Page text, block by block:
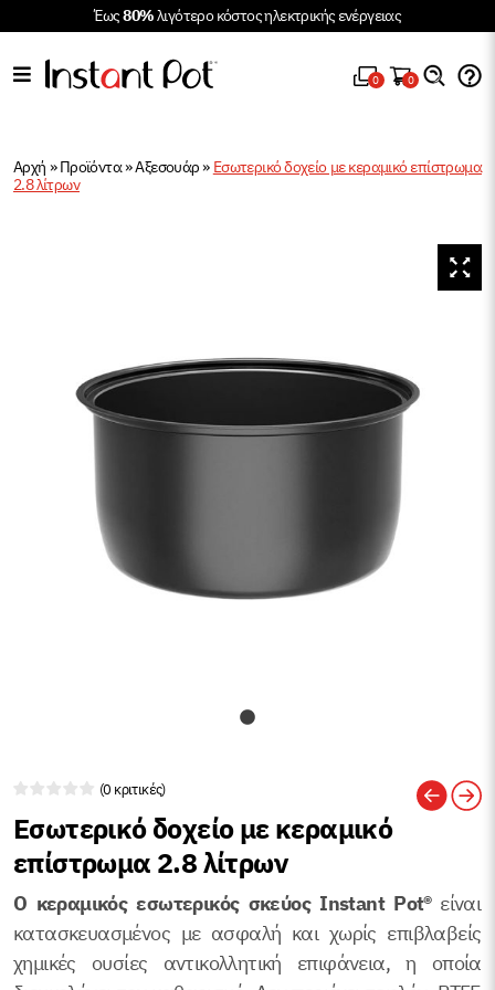
Έως80%λιγότερο κόστος ηλεκτρικής ενέργειας
0 0
Αρχή »Προϊόντα»Αξεσουάρ» Εσωτερικό δοχείο με κεραμικό επίστρωμα
2.8 λίτρων
(0 κριτικές)
Εσωτερικό δοχείο με κεραμικό
επίστρωμα 2.8 λίτρων
Ο κεραμικός εσωτερικός σκεύος Instant Pot®είναι
κατασκευασμένος με ασφαλή και χωρίς επιβλαβείς
χημικές ουσίες αντικολλητική επιφάνεια, η οποία